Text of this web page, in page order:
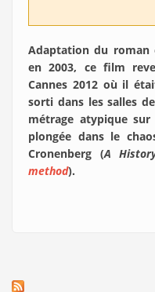
Adaptation du roman
en 2003, ce film
Cannes 2012 où il
sorti dans les salles
métrage atypique
plongée dans le
Cronenberg (A
method).